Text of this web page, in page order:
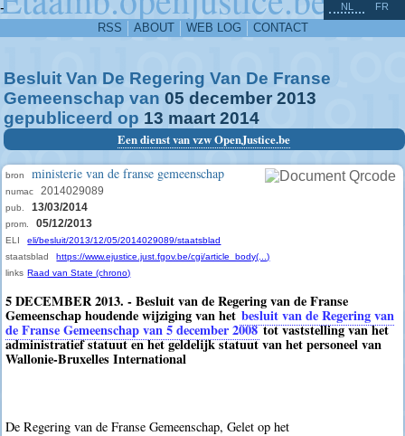
-
RSS ABOUT WEB LOG CONTACT
NL FR
Besluit Van De Regering Van De Franse
Gemeenschap van 05 december 2013
gepubliceerd op 13 maart 2014
Een dienst van vzw OpenJustice.be
bron ministerie van de franse gemeenschap
numac 2014029089
pub. 13/03/2014
prom. 05/12/2013
ELI
eli/besluit/2013/12/05/2014029089/staatsblad
staatsblad
https://www.ejustice.just.fgov.be/cgi/article_body(...)
links Raad van State (chrono)
5 DECEMBER 2013. - Besluit van de Regering van de Franse
Gemeenschap houdende wijziging van het besluit van de Regering van
de Franse Gemeenschap van 5 december 2008tot vaststelling van het
administratief statuut en het geldelijk statuut van het personeel van
Wallonie-Bruxelles International
De Regering van de Franse Gemeenschap, Gelet op het
^